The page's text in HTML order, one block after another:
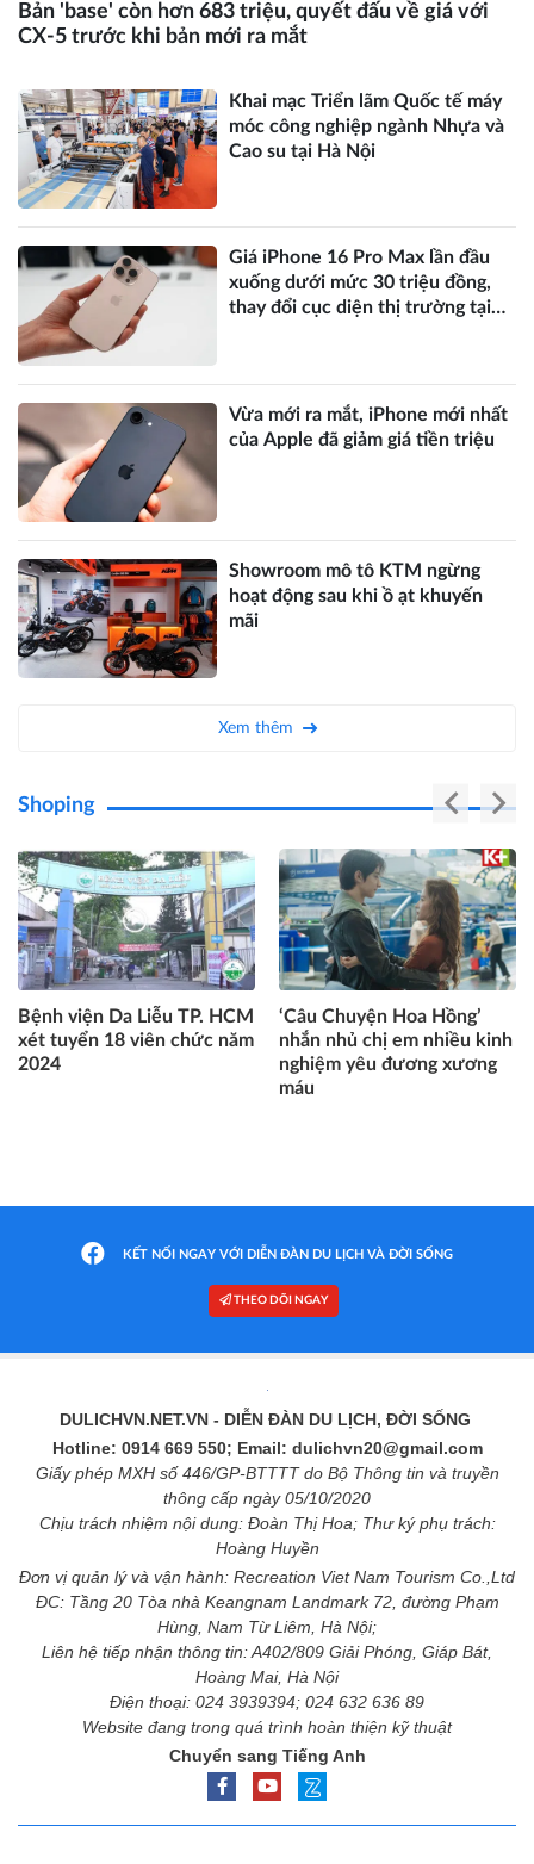
Bản 'base' còn hơn 683 triệu, quyết đấu về giá với
CX-5 trước khi bản mới ra mắt
Khai mạc Triển lãm Quốc tế máy
móc công nghiệp ngành Nhựa và
Cao su tại Hà Nội
Giá iPhone 16 Pro Max lần đầu
xuống dưới mức 30 triệu đồng,
thay đổi cục diện thị trường tại
Vừa mới ra mắt, iPhone mới nhất
của Apple đã giảm giá tiền triệu
Showroom mô tô KTM ngừng
hoạt động sau khi ồ ạt khuyến
mãi
Xem thêm
Shoping
‘Câu Chuyện Hoa Hồng’
nhắn nhủ chị em nhiều kinh
nghiệm yêu đương xương
Top 05 điều hòa Panasonic
tiết kiệm điện, giảm giá sâu
đáng mua nhất hè 2024
KẾT NỐI NGAY VỚI DIỄN ĐÀN DU LỊCH VÀ ĐỜI SỐNG
THEO DÕI NGAY
DULICHVN.NET.VN- DIỄN ĐÀN DU LỊCH, ĐỜI SỐNG
Hotline: 0914 669 550; Email: dulichvn20@gmail.com
Giấy phép MXH số 446/GP-BTTTT do Bộ Thông tin và truyền
thông cấp ngày 05/10/2020
Chịu trách nhiệm nội dung: Đoàn Thị Hoa; Thư ký phụ trách:
Hoàng Huyền
Đơn vị quản lý và vận hành: Recreation Viet Nam Tourism Co.,Ltd
ĐC: Tầng 20 Tòa nhà Keangnam Landmark 72, đường Phạm
Hùng, Nam Từ Liêm, Hà Nội;
Liên hệ tiếp nhận thông tin: A402/809 Giải Phóng, Giáp Bát,
Hoàng Mai, Hà Nội
Điện thoại: 024 3939394; 024 632 636 89
Website đang trong quá trình hoàn thiện kỹ thuật
Chuyển sang Tiếng Anh